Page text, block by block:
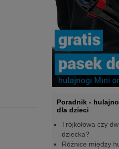
Poradnik -
dla dzieci
Trójkołowa czy
dziecka?
Różnice między